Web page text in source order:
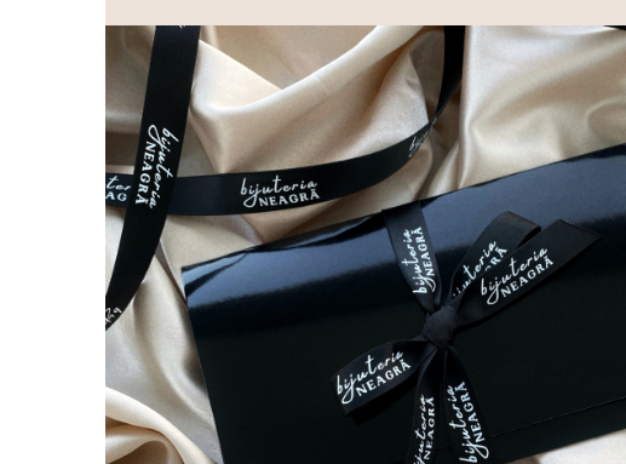
BRĂȚĂRI CU PIETRE SEMIPREȚIOASE
Brățări din Aur cu pietre
semiprețioase
Brățări din Argint cu pietre
Brățări elastice cu pietre
semiprețioase
BRĂȚĂRI DE PICIOR
Brățări de picior din Aur
Brățări de picior din Argint
Coliere cu mărgele colorate și
Coliere cu pietre semiprețioase